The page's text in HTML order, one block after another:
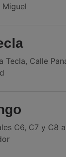
Miguel
Tecla, Calle
C6, C7 y C8